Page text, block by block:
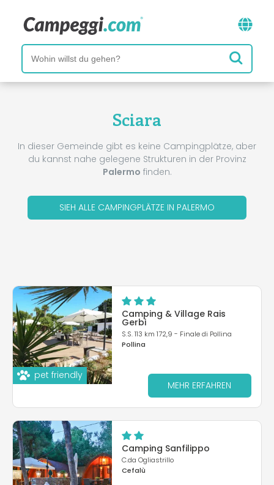
Sciara
In dieser Gemeinde gibt es keine Campingplätze, aber
du kannst nahe gelegene Strukturen in der Provinz
Palermo finden.
SIEH ALLE CAMPINGPLÄTZE IN PALERMO
pet friendly
Camping & Village Rais
Gerbi
S.S. 113 km 172,9 - Finale di Pollina
Pollina
MEHR ERFAHREN
Camping Sanfilippo
C.da Ogliastrillo
Cefalù